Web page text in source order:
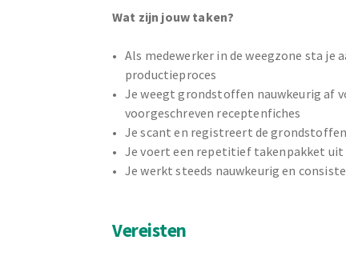
Wat zijn jouw taken?
Als medewerker in de weegzone sta je
productieproces
Je weegt grondstoffen nauwkeurig af
voorgeschreven receptenfiches
Je scant en registreert de
Je voert een repetitief takenpakket
Je werkt steeds nauwkeurig en
Vereisten